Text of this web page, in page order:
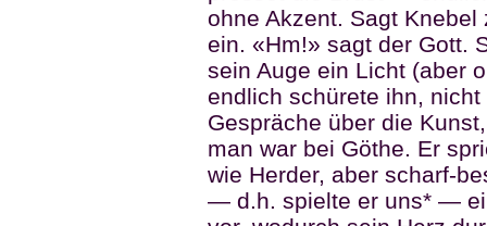
ohne Akzent. Sagt
ein. «Hm!» sagt der Gott.
sein Auge ein Licht (aber
endlich schürete ihn,
Gespräche über die
man war bei Göthe. Er
wie Herder, aber scharf-
— d.h. spielte er uns* —